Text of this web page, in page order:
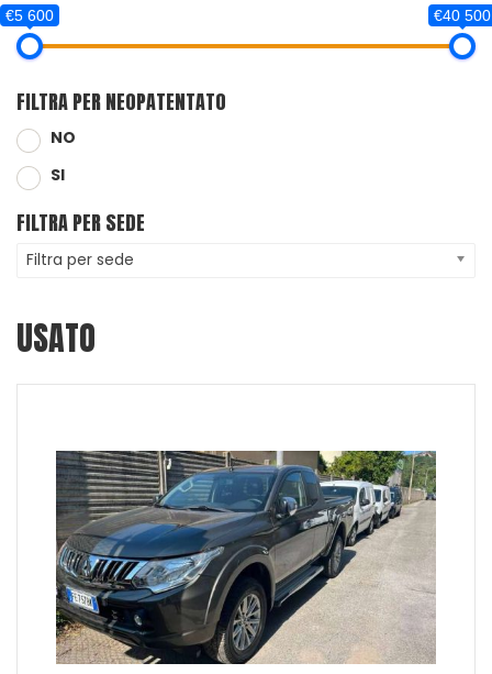
€5 600 €40 500
FILTRA PER NEOPATENTATO
NO
SI
FILTRA PER SEDE
Filtra per sede
USATO